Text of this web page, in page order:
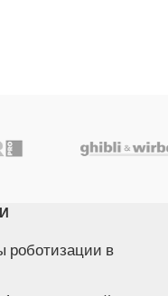
роботизации в